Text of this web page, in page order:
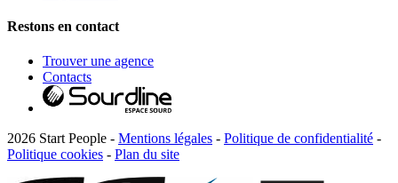
Restons en contact
Trouver une agence
Contacts
2026 Start People - Mentions légales - Politique de confidentialité -
Politique cookies - Plan du site